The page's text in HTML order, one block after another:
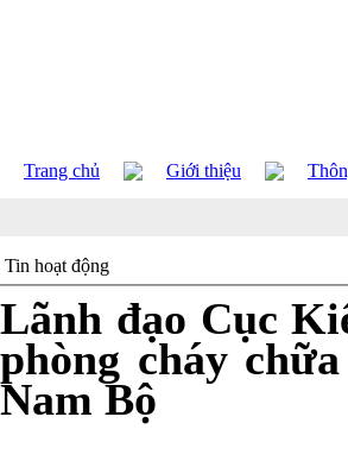
Trang chủ Giới thiệu
Tin hoạt động
Lãnh đạo Cục
phòng cháy
Nam Bộ